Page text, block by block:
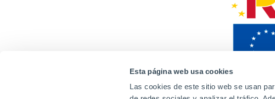
Esta página web usa cookies
Las cookies de este sitio web se usan